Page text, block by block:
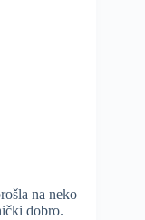
na neko
dobro.